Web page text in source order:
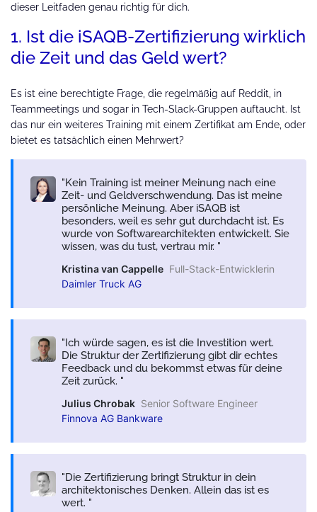
dieser Leitfaden genau richtig für dich.
1. Ist die iSAQB-Zertifizierung wirklich
die Zeit und das Geld wert?
Es ist eine berechtigte Frage, die regelmäßig auf Reddit, in
Teammeetings und sogar in Tech-Slack-Gruppen auftaucht. Ist
das nur ein weiteres Training mit einem Zertifikat am Ende, oder
bietet es tatsächlich einen Mehrwert?
Kein Training ist meiner Meinung nach eine
Zeit- und Geldverschwendung. Das ist meine
persönliche Meinung. Aber iSAQB ist
besonders, weil es sehr gut durchdacht ist. Es
wurde von Softwarearchitekten entwickelt. Sie
wissen, was du tust, vertrau mir.
Kristina van Cappelle Full-Stack-Entwicklerin
Daimler Truck AG
Ich würde sagen, es ist die Investition wert.
Die Struktur der Zertifizierung gibt dir echtes
Feedback und du bekommst etwas für deine
Zeit zurück.
Julius Chrobak Senior Software Engineer
Finnova AG Bankware
Die Zertifizierung bringt Struktur in dein
architektonisches Denken. Allein das ist es
wert.